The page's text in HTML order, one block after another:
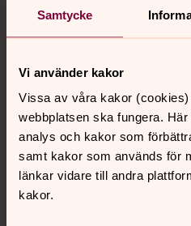
Samtycke
Vi använder kakor
Vissa av våra kakor
webbplatsen ska fungera.
analys och kakor som
samt kakor som används för
länkar vidare till andra
kakor.
Enstaka tillfällen
Jag är intresserad av att
Allhelgonahelgen;
reflexänglar
Julaftonsfirande; delta i
ordning, servera, umgås